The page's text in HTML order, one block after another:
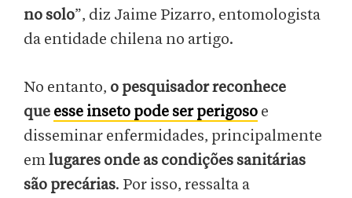
no solo”, diz Jaime Pizarro, entomologista
da entidade chilena no artigo.
No entanto, o pesquisador reconhece
que esse inseto pode ser perigoso e
disseminar enfermidades, principalmente
emlugares onde as condições sanitárias
são precárias. Por isso, ressalta a